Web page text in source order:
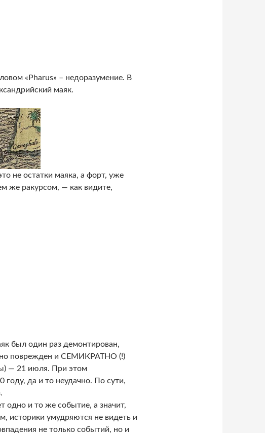
«Pharus» – недоразумение. В
маяк.
не остатки маяка, а форт, уже
же ракурсом, — как видите,
был один раз демонтирован,
поврежден и СЕМИКРАТНО (!)
— 21 июля. При этом
году, да и то неудачно. По сути,
одно и то же событие, а значит,
историки умудряются не видеть и
не только событий, но и